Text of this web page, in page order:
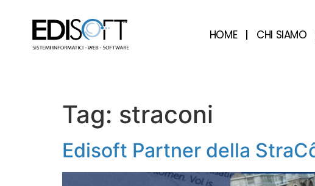
HOME CHI SIAMO
Tag: straconi
Edisoft Partner della